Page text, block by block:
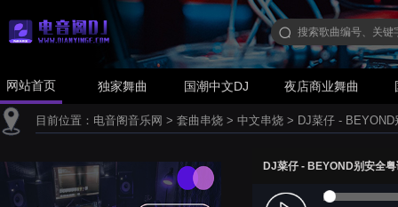
网站首页 独家舞曲 国潮中文DJ 夜店商业舞曲
目前位置： 电音阁音乐网 > 套曲串烧 > 中文串烧 > DJ菜仔 -
DJ菜仔 - BEYOND别安全